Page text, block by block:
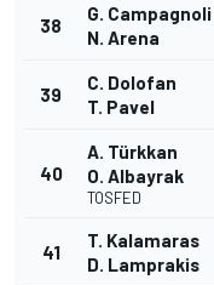
38
G. Campagnoli
N. Arena
39
C. Dolofan
T. Pavel
40
A. Türkkan
O. Albayrak
TOSFED
41
T. Kalamaras
D. Lamprakis